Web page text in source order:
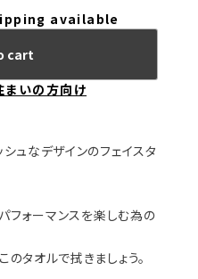
available
cart
まいの方向け
ュなデザインのフェイスタ
フォーマンスを楽しむ為の
タオルで拭きましょう。